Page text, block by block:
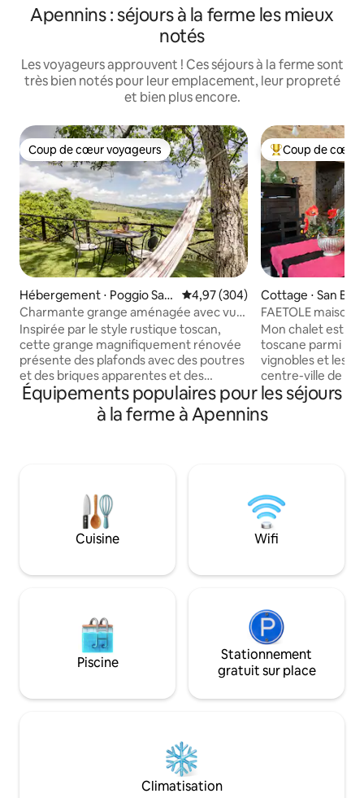
Apennins : séjours à la ferme les mieux
notés
Les voyageurs approuvent ! Ces séjours à la ferme sont
très bien notés pour leur emplacement, leur propreté
et bien plus encore.
Coup de cœur voyageurs
Coup de cœur voyageurs
Hébergement ⋅ Poggio San
Marco
Évaluation moyenne sur la
4,97 (304)
Charmante grange aménagée avec vue
sur les collines du Chianti
Inspirée par le style rustique toscan,
cette grange magnifiquement rénovée
présente des plafonds avec des poutres
et des briques apparentes et des
touches réfléchies pour un décor
élégant et confortable. Du hamac
relaxant et du barbecue en pierre dans
imprenable sur les collines du Chianti, à
mi-chemin entre Florence, Arezzo et
Sienne, la grange est une base idéale
pour visiter la Toscane. Le logement
dispose de 2 chambres doubles avec
grande douche en maçonnerie. Au rez-
de-chaussée, un salon confortable et
spacieux avec cheminée et une
kitchenette avec cuisinière à gaz, un
grange a des plafonds avec des poutres
l'ombre d'un noyer, vous pourrez vous
détendre sur un hamac ou griller votre
repas (y compris un authentique steak
local Fiorentina :-) sur le barbecue en
Coups de cœur
Coup de cœur
Cottage ⋅ San
Quarate
FAETOLE
typique près de
Mon chalet est
toscane parmi les
vignobles et les
centre-ville de
16 km ! Pendant
votre temps à
jardin, où vous
randonnée et
vue sur des
peut également
des excursions
disséminées sur
Équipements populaires pour les séjours
à la ferme à Apennins
Cuisine Wifi
Piscine
Stationnement
gratuit sur place
Climatisation